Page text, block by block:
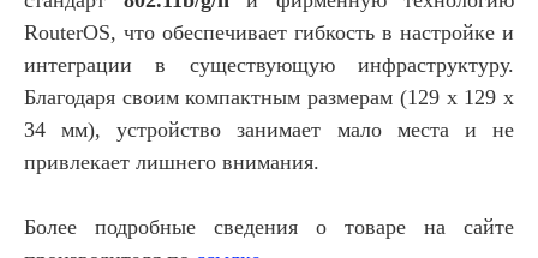
RouterOS, что обеспечивает гибкость в настройке и
интеграции в существующую инфраструктуру.
Благодаря своим компактным размерам (129 x 129 x
34 мм), устройство занимает мало места и не
привлекает лишнего внимания.
Более подробные сведения о товаре на сайте